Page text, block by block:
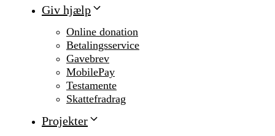
Giv hjælp
Online donation
Betalingsservice
Gavebrev
MobilePay
Testamente
Skattefradrag
Projekter